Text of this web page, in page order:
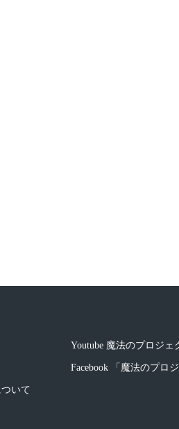
いて
Youtube 魔法のプロジェ
Facebook 「魔法のプロ